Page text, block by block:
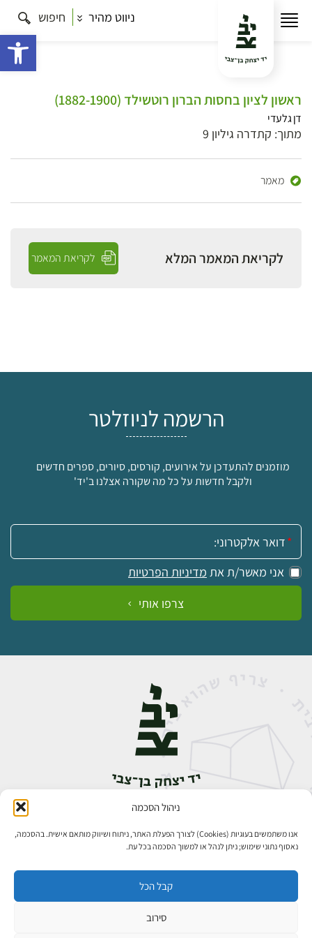
ניהול הסכמה
אנו משתמשים בעוגיות (Cookies) לצורך הפעלת האתר, ניתוח ושיווק מותאם אישית. בהסכמה,
נאסוף נתוני שימוש; ניתן לנהל או למשוך הסכמה בכל עת.
קבל הכל
סירוב
ניווט מהיר חיפוש
ראשון לציון בחסות הברון רוטשילד (1882-1900)
דן גלעדי
מתוך: קתדרה גיליון 9
מאמר
לקריאת המאמר המלא לקריאת המאמר
הרשמה לניוזלטר
מוזמנים להתעדכן על אירועים, קורסים, סיורים, ספרים חדשים
ולקבל חדשות על כל מה שקורה אצלנו ב'יד'
אימייל:
אני מאשר/ת את מדיניות הפרטיות
צרפו אותי
אבן גבירול 14, רחביה, ירושלים